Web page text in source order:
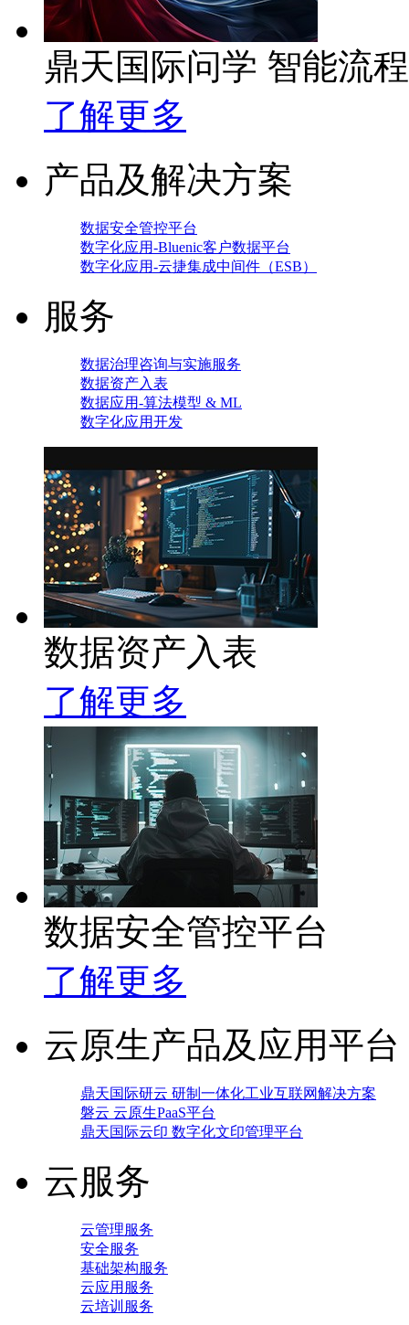
鼎天国际问学 智能流
了解更多
产品及解决方案
数据安全管控平台
数字化应用-Bluenic客户数据平台
数字化应用-云捷集成中间件（ESB）
服务
数据治理咨询与实施服务
数据资产入表
数据应用-算法模型 & ML
数字化应用开发
数据资产入表
了解更多
数据安全管控平台
了解更多
云原生产品及应用平台
鼎天国际研云 研制一体化工业互联网解决方案
磐云 云原生PaaS平台
鼎天国际云印 数字化文印管理平台
云服务
云管理服务
安全服务
基础架构服务
云应用服务
云培训服务